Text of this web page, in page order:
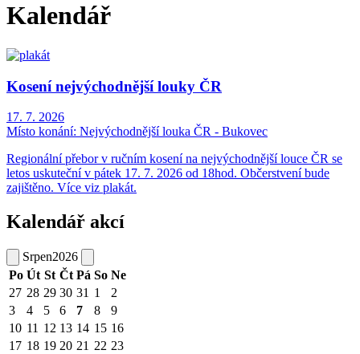
Kalendář
Kosení nejvýchodnější louky ČR
17. 7. 2026
Místo konání: Nejvýchodnější louka ČR - Bukovec
Regionální přebor v ručním kosení na nejvýchodnější louce ČR se
letos uskuteční v pátek 17. 7. 2026 od 18hod. Občerstvení bude
zajištěno. Více viz plakát.
Kalendář akcí
Srpen2026
Po Út St Čt Pá So Ne
27 28 29 30 31 1
2
3
4 5 6 7 8
9
10 11 12 13 14 15 16
17 18 19 20 21 22 23